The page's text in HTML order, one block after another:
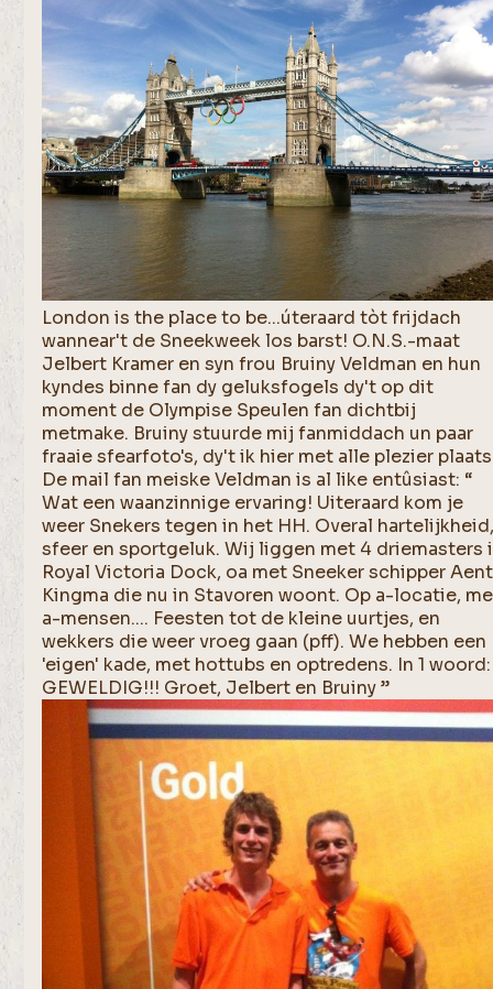
London is the place to be...úteraard tòt frijdach
wannear't de Sneekweek los barst! O.N.S.-maat
Jelbert Kramer en syn frou Bruiny Veldman en hun
kyndes binne fan dy geluksfogels dy't op dit
moment de Olympise Speulen fan dichtbij
metmake. Bruiny stuurde mij fanmiddach un paar
fraaie sfearfoto's, dy't ik hier met alle plezier
De mail fan meiske Veldman is al like entûsiast: “
Wat een waanzinnige ervaring! Uiteraard kom je
weer Snekers tegen in het HH. Overal
sfeer en sportgeluk. Wij liggen met 4 driemasters
Royal Victoria Dock, oa met Sneeker schipper Aent
Kingma die nu in Stavoren woont. Op a-locatie,
a-mensen.... Feesten tot de kleine uurtjes, en
wekkers die weer vroeg gaan (pff). We hebben een
'eigen' kade, met hottubs en optredens. In 1 woord:
GEWELDIG!!! Groet, Jelbert en Bruiny ”